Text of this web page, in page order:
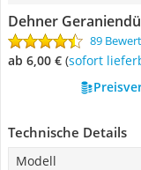
Dehner
89
ab 6,00 € ( Sofort
Technische Details
Modell